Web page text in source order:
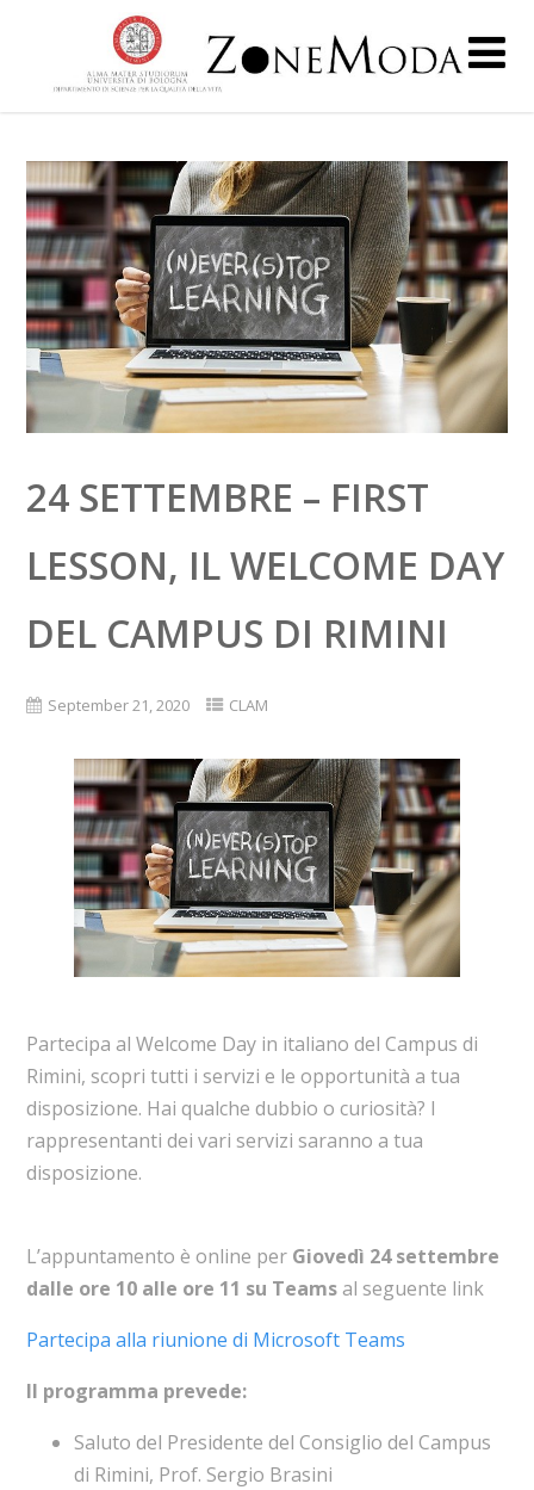
24 SETTEMBRE – FIRST
LESSON, IL WELCOME DAY
DEL CAMPUS DI RIMINI
September 21, 2020 CLAM
Partecipa al Welcome Day in italiano del Campus di
Rimini, scopri tutti i servizi e le opportunità a tua
disposizione. Hai qualche dubbio o curiosità? I
rappresentanti dei vari servizi saranno a tua
disposizione.
L’appuntamento è online per Giovedì 24 settembre
dalle ore 10 alle ore 11 su Teamsal seguente link
Partecipa alla riunione di Microsoft Teams
Il programma prevede:
Saluto del Presidente del Consiglio del Campus
di Rimini, Prof. Sergio Brasini